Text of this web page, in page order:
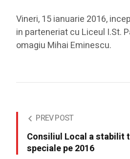
Vineri, 15 ianuarie 2016,
in parteneriat cu Liceul I.St.
omagiu Mihai Eminescu.
PREV POST
Consiliul Local a stabilit
speciale pe 2016